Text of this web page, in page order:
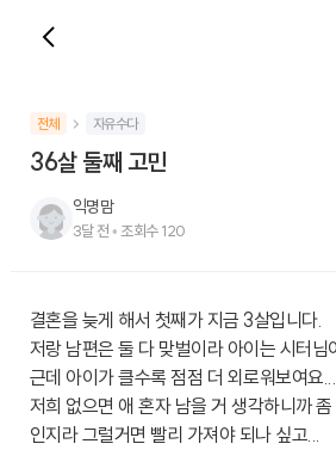
전체 자유수다
36살 둘째 고민
익명맘
3달 전 • 조회수120
결혼을 늦게 해서 첫째가 지금 3살입니다.
저랑 남편은 둘 다 맞벌이라 아이는 시터님
근데 아이가 클수록 점점 더 외로워보여요...
저희 없으면 애 혼자 남을 거 생각하니까 좀
인지라 그럴거면 빨리 가져야 되나 싶고...